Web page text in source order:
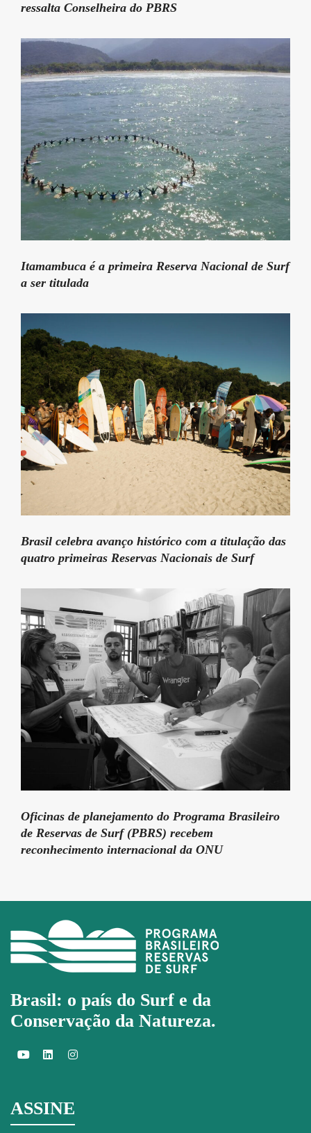
ressalta Conselheira do PBRS
Itamambuca é a primeira Reserva Nacional de Surf
a ser titulada
Brasil celebra avanço histórico com a titulação das
quatro primeiras Reservas Nacionais de Surf
Oficinas de planejamento do Programa Brasileiro
de Reservas de Surf (PBRS) recebem
reconhecimento internacional da ONU
Brasil: o país do Surf e da
Conservação da Natureza.
ASSINE